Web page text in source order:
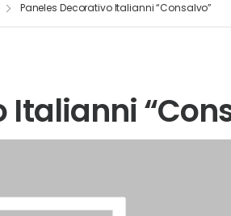
Paneles Decorativo Italianni “Consalvo”